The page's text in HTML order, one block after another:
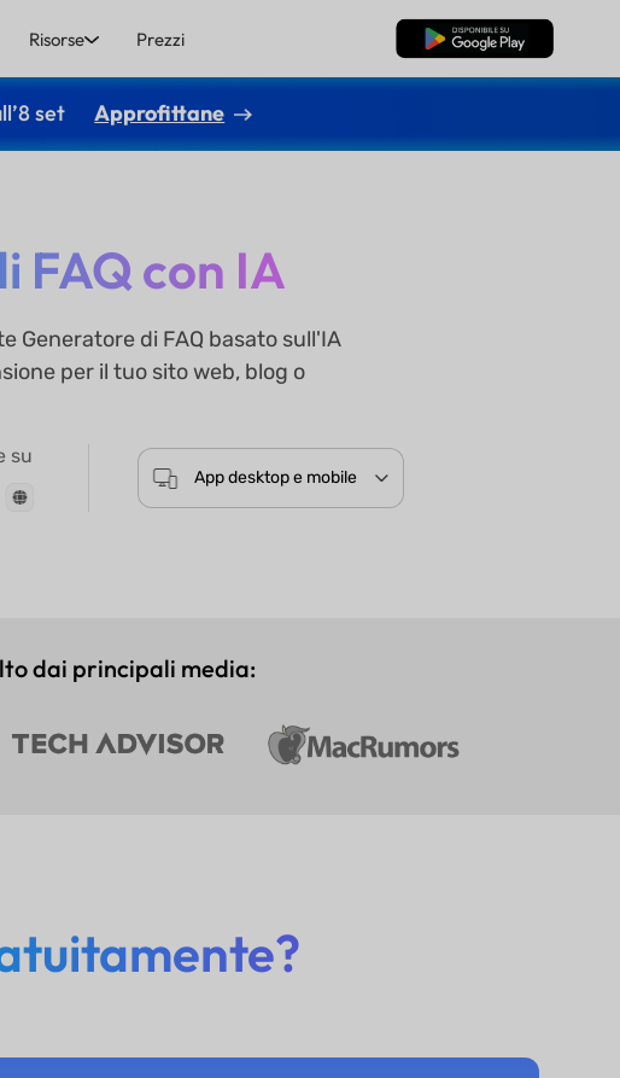
Risorse Prezzi Download Gratis
set Approfittane
FAQ con IA
Generatore di FAQ basato sull'IA
per il tuo sito web, blog o
su
App desktop e mobile
dai principali media: